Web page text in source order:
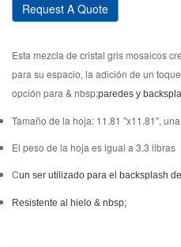
Request A Quote
Esta mezcla de cristal gris mosaicos
para su espacio, la adición de un
opción para & nbsp;paredes y
Tamaño de la hoja: 11.81 "x11.81",
El peso de la hoja es igual a 3.3 libras
Cun ser utilizado para el backsplash
Resistente al hielo & nbsp;